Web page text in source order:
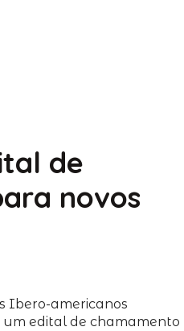
de
novos
Ibero-americanos
edital de chamamento